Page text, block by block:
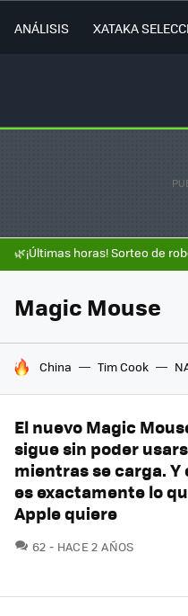
ANÁLISIS XATAKA
🌿¡Últimas horas! Sorteo de
Magic Mouse
HOY SE HABLA DE
China Tim Cook
El nuevo Magic
sigue sin poder
mientras se carga. Y
es exactamente lo
Apple quiere
62 COMENTARIOS
HACE 2 AÑOS